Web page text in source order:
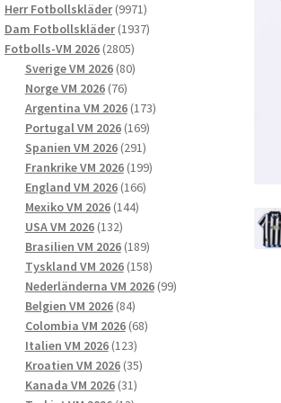
produkter
Herr Fotbollskläder 99719971
produkter
Dam Fotbollskläder 19371937
Fotbolls-VM 2026 28052805
produkter
Sverige VM 2026 8080
Norge VM 2026 7676
produkter
Argentina VM 2026 173173
Portugal VM 2026 169169
produkter
Spanien VM 2026 291291
produkter
Frankrike VM 2026 199199
England VM 2026 166166
Mexiko VM 2026 144144
USA VM 2026 132132
produkter
Brasilien VM 2026 189189
produkter
Tyskland VM 2026 158158
produkter
Nederländerna VM 2026 9999
Belgien VM 2026 8484
produkter
Colombia VM 2026 6868
Italien VM 2026 123123
produkter
Kroatien VM 2026 3535
Kanada VM 2026 3131